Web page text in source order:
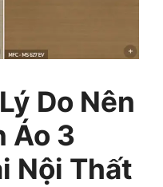
Do Nên
Áo 3
Nội Thất